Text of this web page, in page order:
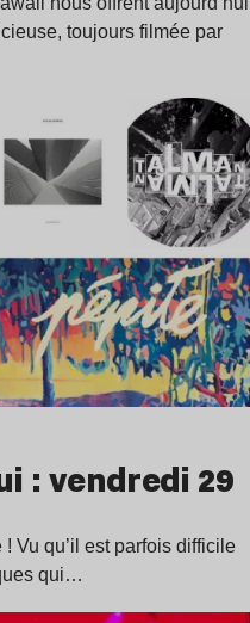
toujours filmée par
: vendredi 29
! Vu qu’il est parfois difficile
qui…